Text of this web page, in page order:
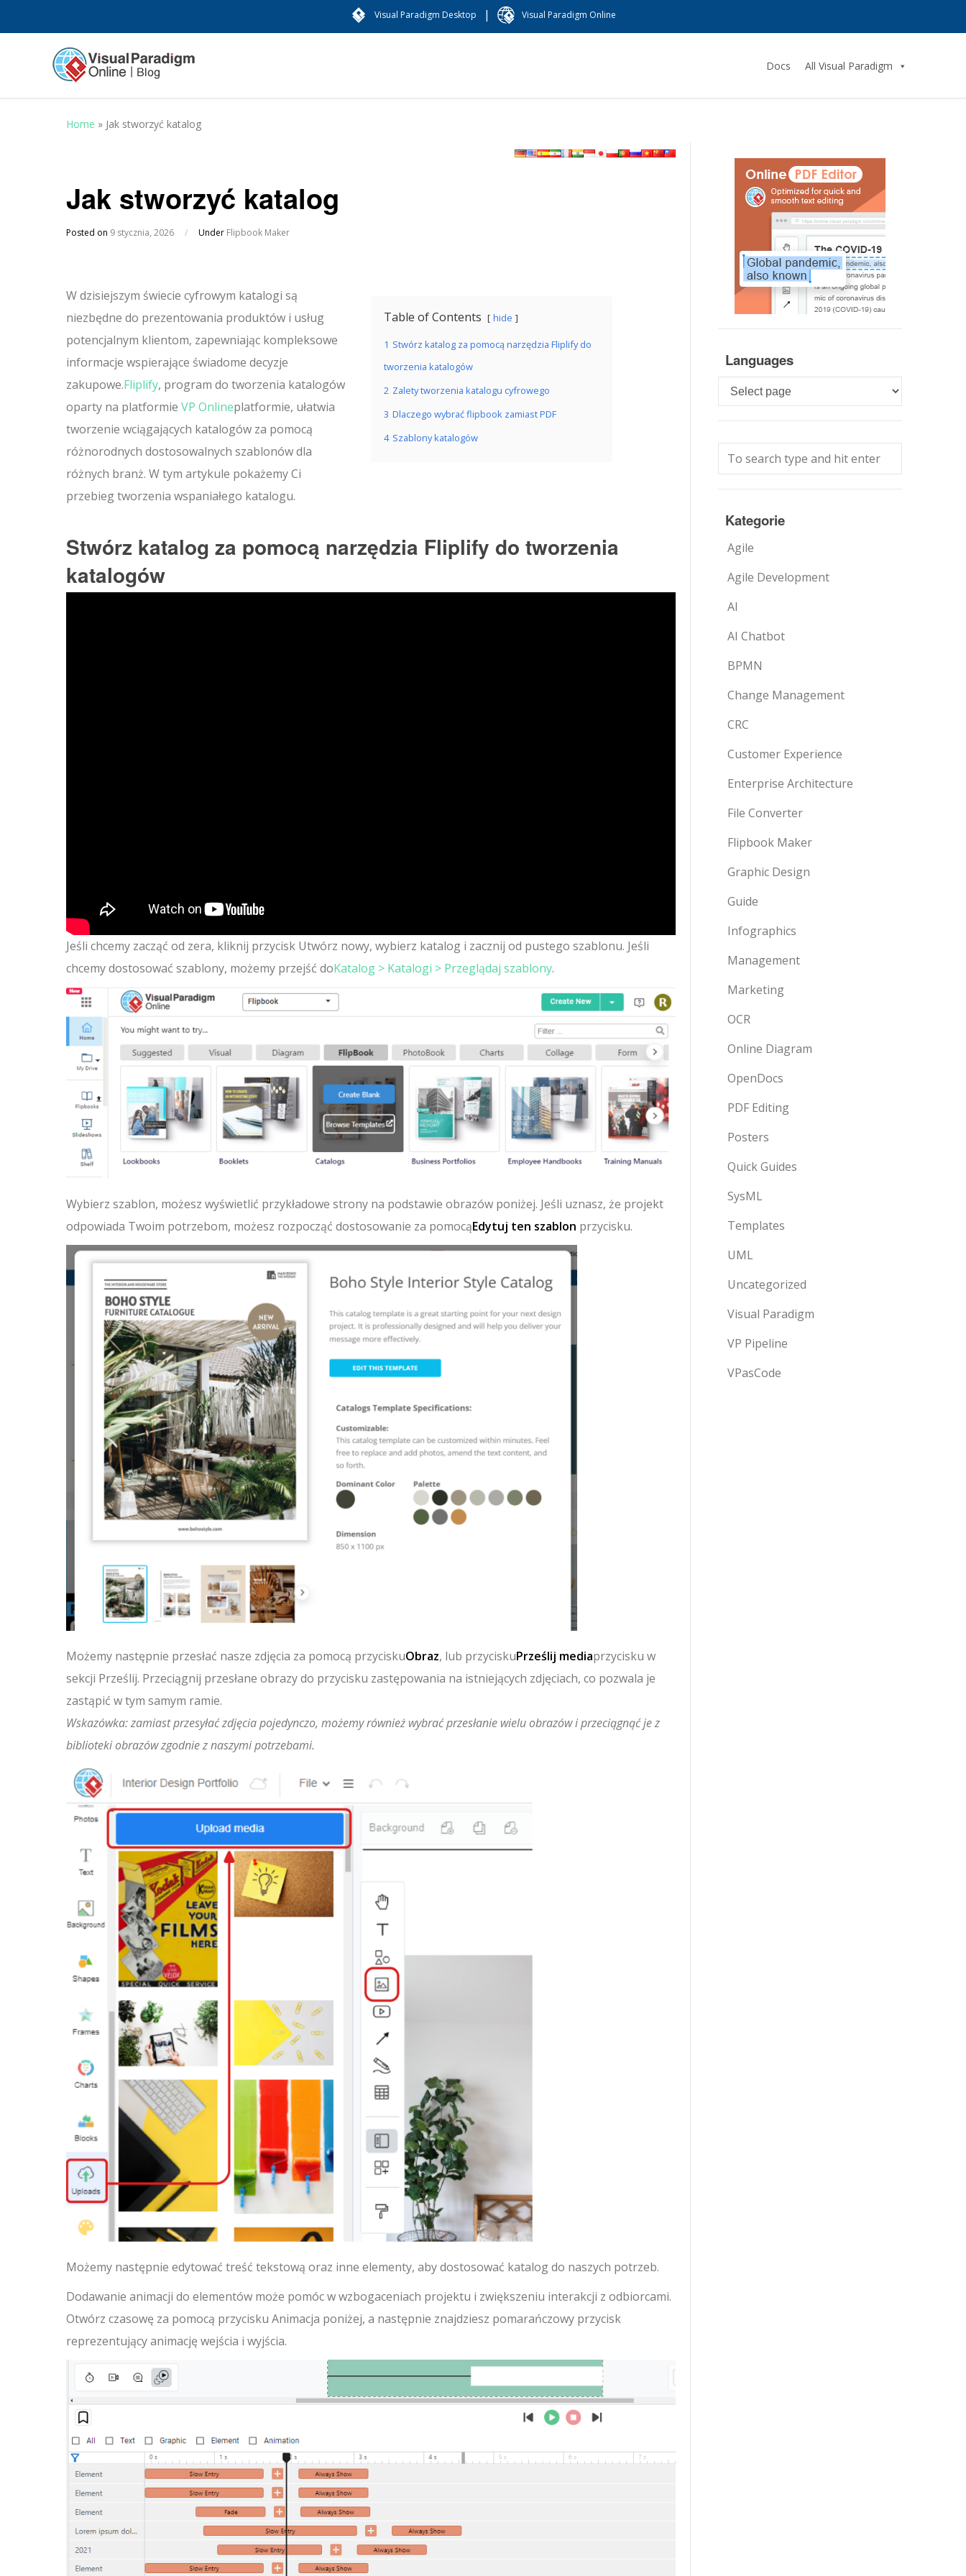
Visual Paradigm Desktop | Visual Paradigm Online
Docs All Visual Paradigm
Home » Jak stworzyć katalog
Jak stworzyć katalog
Posted on 9 stycznia, 2026 / Under Flipbook Maker
Table of Contents hide
1 Stwórz katalog za pomocą narzędzia Fliplify do
tworzenia katalogów
2 Zalety tworzenia katalogu cyfrowego
3 Dlaczego wybrać flipbook zamiast PDF
4 Szablony katalogów
W dzisiejszym świecie cyfrowym katalogi są
niezbędne do prezentowania produktów i usług
potencjalnym klientom, zapewniając kompleksowe
informacje wspierające świadome decyzje
zakupowe.Fliplify, program do tworzenia katalogów
oparty na platformie VP Onlineplatformie, ułatwia
tworzenie wciągających katalogów za pomocą
różnorodnych dostosowalnych szablonów dla
różnych branż. W tym artykule pokażemy Ci
przebieg tworzenia wspaniałego katalogu.
Stwórz katalog za pomocą narzędzia Fliplify do tworzenia
katalogów
Jeśli chcemy zacząć od zera, kliknij przycisk Utwórz nowy, wybierz katalog i zacznij od pustego szablonu. Jeśli
chcemy dostosować szablony, możemy przejść doKatalog > Katalogi > Przeglądaj szablony.
Wybierz szablon, możesz wyświetlić przykładowe strony na podstawie obrazów poniżej. Jeśli uznasz, że projekt
odpowiada Twoim potrzebom, możesz rozpocząć dostosowanie za pomocąEdytuj ten szablon przycisku.
Możemy następnie przesłać nasze zdjęcia za pomocą przyciskuObraz, lub przyciskuPrześlij mediaprzycisku w
sekcji Prześlij. Przeciągnij przesłane obrazy do przycisku zastępowania na istniejących zdjęciach, co pozwala je
zastąpić w tym samym ramie.
Wskazówka: zamiast przesyłać zdjęcia pojedynczo, możemy również wybrać przesłanie wielu obrazów i przeciągnąć je z
biblioteki obrazów zgodnie z naszymi potrzebami.
Możemy następnie edytować treść tekstową oraz inne elementy, aby dostosować katalog do naszych potrzeb.
Dodawanie animacji do elementów może pomóc w wzbogaceniach projektu i zwiększeniu interakcji z odbiorcami.
Otwórz czasowę za pomocą przycisku Animacja poniżej, a następnie znajdziesz pomarańczowy przycisk
reprezentujący animację wejścia i wyjścia.
Languages
Languages
Kategorie
Agile
Agile Development
AI
AI Chatbot
BPMN
Change Management
CRC
Customer Experience
Enterprise Architecture
File Converter
Flipbook Maker
Graphic Design
Guide
Infographics
Management
Marketing
OCR
Online Diagram
OpenDocs
PDF Editing
Posters
Quick Guides
SysML
Templates
UML
Uncategorized
Visual Paradigm
VP Pipeline
VPasCode